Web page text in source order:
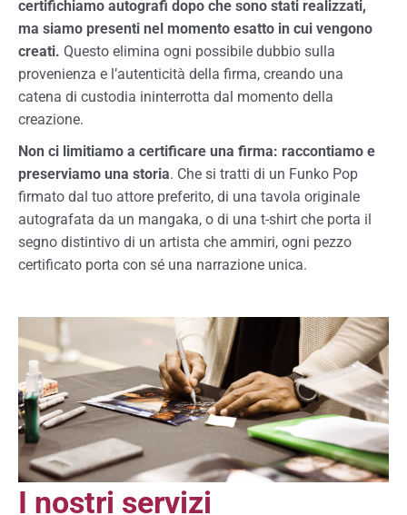
certifichiamo autografi dopo che sono stati realizzati,
ma siamo presenti nel momento esatto in cui vengono
creati. Questo elimina ogni possibile dubbio sulla
provenienza e l’autenticità della firma, creando una
catena di custodia ininterrotta dal momento della
creazione.
Non ci limitiamo a certificare una firma: raccontiamo e
preserviamo una storia. Che si tratti di un Funko Pop
firmato dal tuo attore preferito, di una tavola originale
autografata da un mangaka, o di una t-shirt che porta il
segno distintivo di un artista che ammiri, ogni pezzo
certificato porta con sé una narrazione unica.
I nostri servizi